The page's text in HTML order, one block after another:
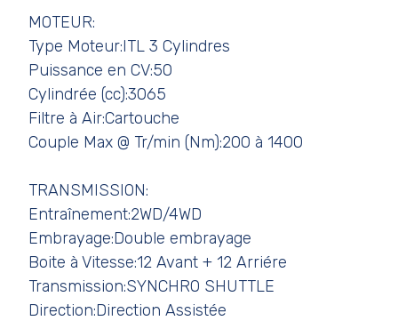
MOTEUR:
Type Moteur:ITL 3 Cylindres
Puissance en CV:50
Cylindrée (cc):3065
Filtre à Air:Cartouche
Couple Max @ Tr/min (Nm):200 à 1400
TRANSMISSION:
Entraînement:2WD/4WD
Embrayage:Double embrayage
Boite à Vitesse:12 Avant + 12 Arriére
Transmission:SYNCHRO SHUTTLE
Direction:Direction Assistée